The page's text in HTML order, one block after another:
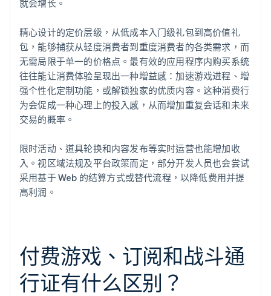
就会增长。
精心设计的定价层级，从低成本入门级礼包到高价值礼
包，能够捕获从轻度消费者到重度消费者的各类需求，而
无需局限于单一的价格点。最有效的应用程序内购买系统
往往能让消费体验呈现出一种增益感：加速游戏进程、增
强个性化定制功能，或解锁独家的优质内容。这种消费行
为会促成一种心理上的投入感，从而增加重复会话和未来
交易的概率。
限时活动、道具轮换和内容发布等实时运营也能增加收
入。视区域法规及平台政策而定，部分开发人员也会尝试
采用基于 Web 的结算方式或替代流程，以降低费用并提
高利润。
付费游戏、订阅和战斗通
行证有什么区别？